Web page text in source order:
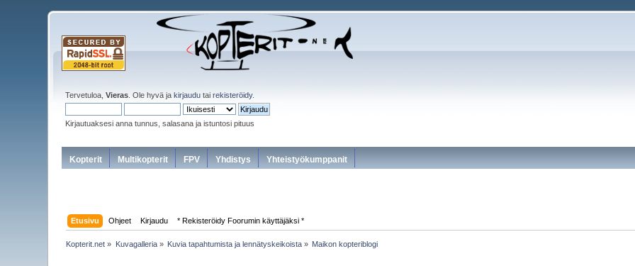
Tervetuloa,Vieras . Ole hyvä jakirjaudu tairekisteröidy.
Kirjautuaksesi anna tunnus, salasana ja istuntosi pituus
Kopterit Multikopterit FPV Yhdistys Yhteistyökumppanit
Etusivu Ohjeet Kirjaudu * Rekisteröidy Foorumin käyttäjäksi *
Kopterit.net » Kuvagalleria» Kuvia tapahtumista ja lennätyskeikoista » Maikon kopteriblogi